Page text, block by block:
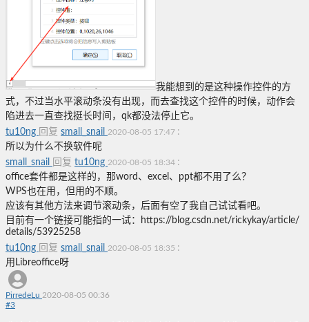
我能想到的是这种操作控件的方
式，不过当水平滚动条没有出现，而去查找这个控件的时候，动作会
陷进去一直查找挺长时间，qk都没法停止它。
tu10ng 回复 small_snail 2020-08-05 17:47 :
所以为什么不换软件呢
small_snail
回复 tu10ng 2020-08-05 18:34 :
office套件都是这样的，那word、excel、ppt都不用了么？
WPS也在用，但用的不顺。
应该有其他方法来调节滚动条，后面有空了我自己试试看吧。
目前有一个链接可能指的一试：https://blog.csdn.net/rickykay/article/
details/53925258
tu10ng 回复 small_snail 2020-08-05 18:35 :
用Libreoffice呀
PirredeLu 2020-08-05 00:36
#3